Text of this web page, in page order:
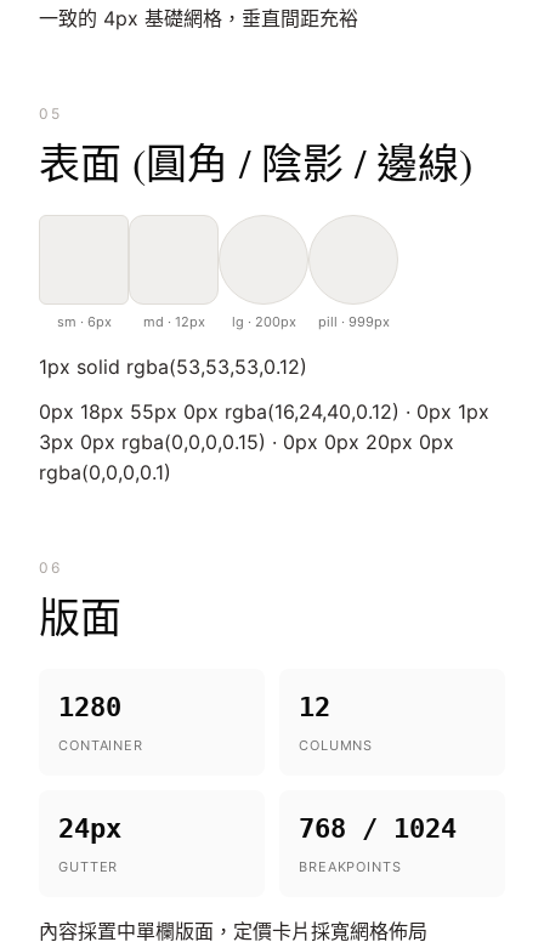
一致的 4px 基礎網格，垂直間距充裕
05
表面 (圓角 / 陰影 / 邊線)
sm · 6px md · 12px lg · 200px pill · 999px
1px solid rgba(53,53,53,0.12)
0px 18px 55px 0px rgba(16,24,40,0.12) · 0px 1px
3px 0px rgba(0,0,0,0.15) · 0px 0px 20px 0px
rgba(0,0,0,0.1)
06
版面
1280
CONTAINER
12
COLUMNS
24px
GUTTER
768 / 1024
BREAKPOINTS
內容採置中單欄版面，定價卡片採寬網格佈局